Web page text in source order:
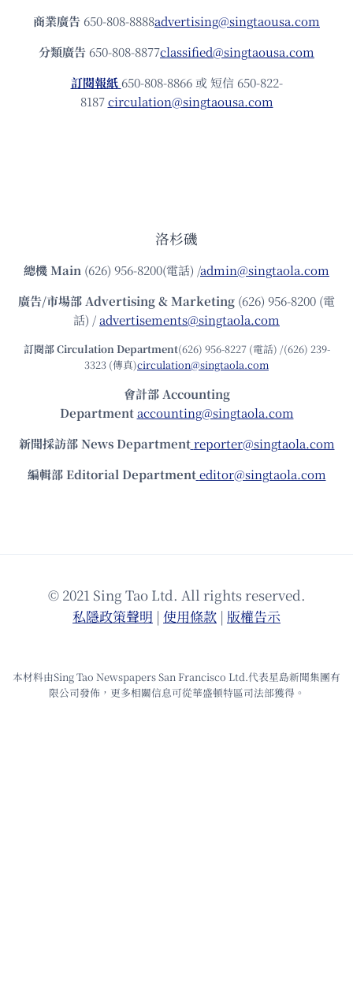
商業廣告 650-808-8888advertising@singtaousa.com
分類廣告 650-808-8877classified@singtaousa.com
訂閱報紙 650-808-8866 或 短信 650-822-
8187circulation@singtaousa.com
洛杉磯
總機Main (626) 956-8200(電話) /admin@singtaola.com
廣告/市場部Advertising & Marketing (626) 956-8200 (電
話) /advertisements@singtaola.com
訂閱部 Circulation Department(626) 956-8227 (電話) /(626) 239-
3323 (傳真)circulation@singtaola.com
會計部 Accounting
Department accounting@singtaola.com
新聞採訪部 News Department reporter@singtaola.com
編輯部 Editorial Department editor@singtaola.com
© 2021 Sing Tao Ltd. All rights reserved.
私隱政策聲明 | 使⽤條款 | 版權告⽰
本材料由Sing Tao Newspapers San Francisco Ltd.代表星島新聞集團有
限公司發佈，更多相關信息可從華盛頓特區司法部獲得。